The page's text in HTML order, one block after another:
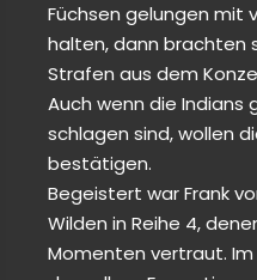
Füchsen gelungen mit
halten, dann brachten
Strafen aus dem
Auch wenn die Indians
schlagen sind, wollen
bestätigen.
Begeistert war Frank
Wilden in Reihe 4,
Momenten vertraut.